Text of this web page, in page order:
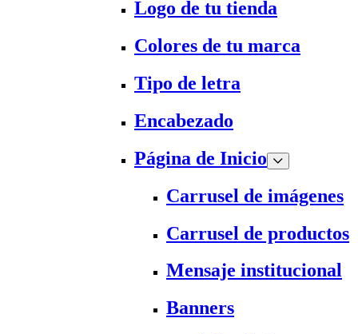
Logo de tu tienda
Colores de tu marca
Tipo de letra
Encabezado
Página de Inicio
Carrusel de imágenes
Carrusel de productos
Mensaje institucional
Banners